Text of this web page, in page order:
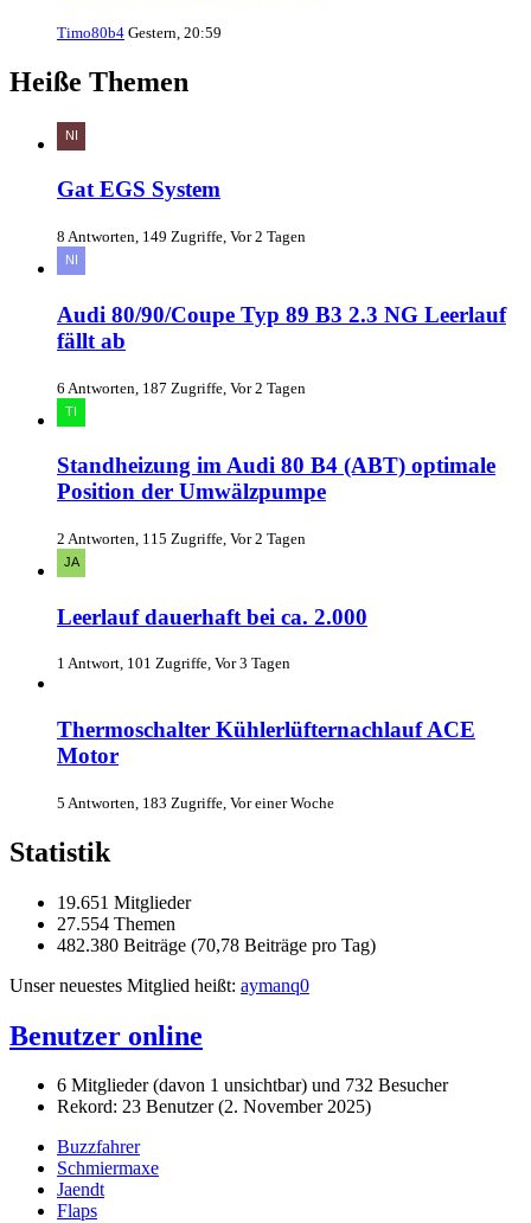
Timo80b4 Gestern, 20:59
Heiße Themen
Gat EGS System
8 Antworten, 149 Zugriffe, Vor 2 Tagen
Audi 80/90/Coupe Typ 89 B3 2.3 NG Leerlauf
fällt ab
6 Antworten, 187 Zugriffe, Vor 2 Tagen
Standheizung im Audi 80 B4 (ABT) optimale
Position der Umwälzpumpe
2 Antworten, 115 Zugriffe, Vor 2 Tagen
Leerlauf dauerhaft bei ca. 2.000
1 Antwort, 101 Zugriffe, Vor 3 Tagen
Thermoschalter Kühlerlüfternachlauf ACE
Motor
5 Antworten, 183 Zugriffe, Vor einer Woche
Statistik
19.651 Mitglieder
27.554 Themen
482.380 Beiträge (70,78 Beiträge pro Tag)
Unser neuestes Mitglied heißt: aymanq0
Benutzer online
6 Mitglieder (davon 1 unsichtbar) und 732 Besucher
Rekord: 23 Benutzer (2. November 2025)
Buzzfahrer
Schmiermaxe
Jaendt
Flaps